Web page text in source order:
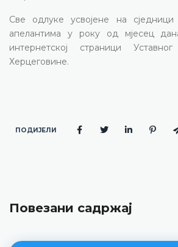
Све одлуке усвојене на
апелантима у року од мјесец
интернетској страници
Херцеговине.
ПОДИЈЕЛИ
Повезани садржај